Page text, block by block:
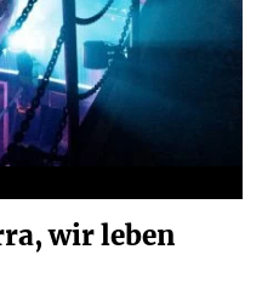
wir leben